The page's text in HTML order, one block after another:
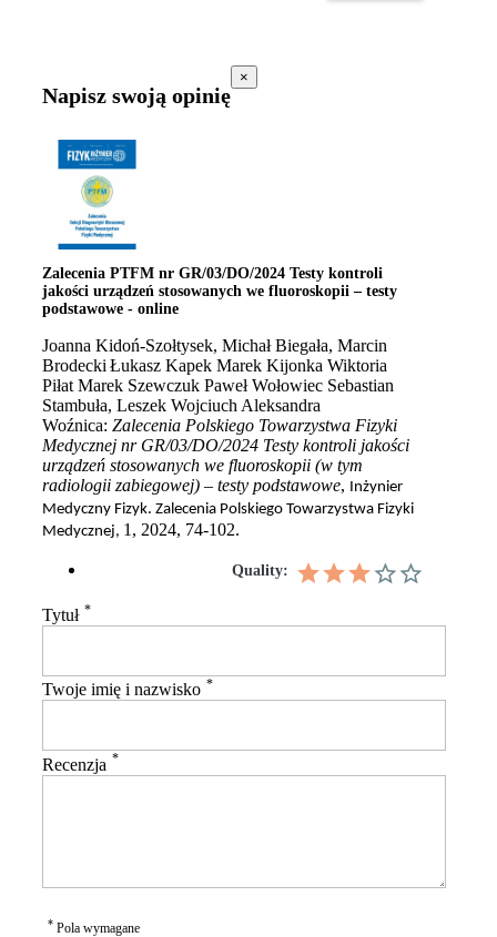
Napisz swoją opinię
×
Zalecenia PTFM nr GR/03/DO/2024 Testy kontroli
jakości urządzeń stosowanych we fluoroskopii – testy
podstawowe - online
Joanna Kidoń-Szołtysek, Michał Biegała, Marcin
Brodecki Łukasz Kapek Marek Kijonka Wiktoria
Piłat Marek Szewczuk Paweł Wołowiec Sebastian
Stambuła, Leszek Wojciuch Aleksandra
Woźnica: Zalecenia Polskiego Towarzystwa Fizyki
Medycznej nr GR/03/DO/2024 Testy kontroli jakości
urządzeń stosowanych we fluoroskopii (w tym
radiologii zabiegowej) – testy podstawowe, Inżynier
Medyczny Fizyk. Zalecenia Polskiego Towarzystwa Fizyki
Medycznej, 1, 2024, 74-102.
Quality:
Tytuł *
Twoje imię i nazwisko *
Recenzja *
* Pola wymagane